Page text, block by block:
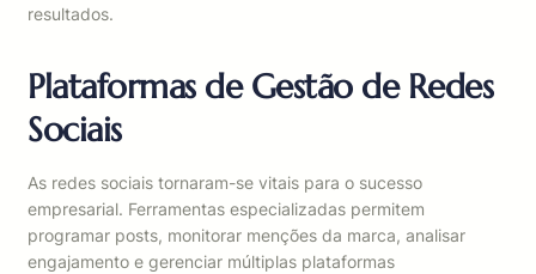
resultados.
Plataformas de Gestão de Redes
Sociais
As redes sociais tornaram-se vitais para o sucesso
empresarial. Ferramentas especializadas permitem
programar posts, monitorar menções da marca, analisar
engajamento e gerenciar múltiplas plataformas